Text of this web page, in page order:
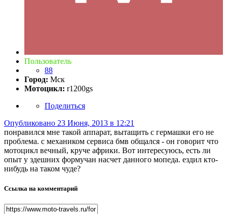
Пользователь
88
Город: Мск
Мотоцикл: r1200gs
Поделиться
Опубликовано 23 Июня, 2013 в 12:21
понравился мне такой аппарат, вытащить с гермашки его не
проблема. с механиком сервиса бмв общался - он говорит что
мотоцикл вечный, круче африки. Вот интересуюсь, есть ли
опыт у здешних формучан насчет данного мопеда. ездил кто-
нибудь на таком чуде?
Ссылка на комментарий